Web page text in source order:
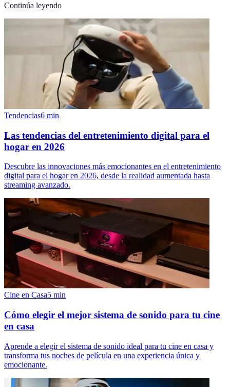
Continúa leyendo
Tendencias6 min
Las tendencias del entretenimiento digital para el
hogar en 2026
Descubre las innovaciones más emocionantes en el entretenimiento
digital para el hogar en 2026, desde la realidad aumentada hasta
streaming avanzado.
Cine en Casa5 min
Cómo elegir el mejor sistema de sonido para tu cine
en casa
Aprende a elegir el sistema de sonido ideal para tu cine en casa y
transforma tus noches de película en una experiencia única y
emocionante.